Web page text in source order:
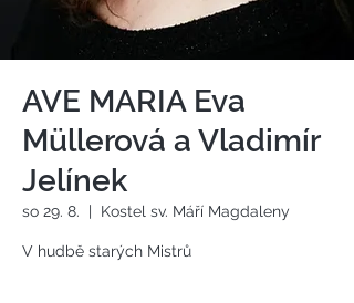
AVE MARIA Eva
Müllerová a Vladimír
Jelínek
so 29. 8.
  |
Kostel sv. Máří Magdaleny
V hudbě starých Mistrů